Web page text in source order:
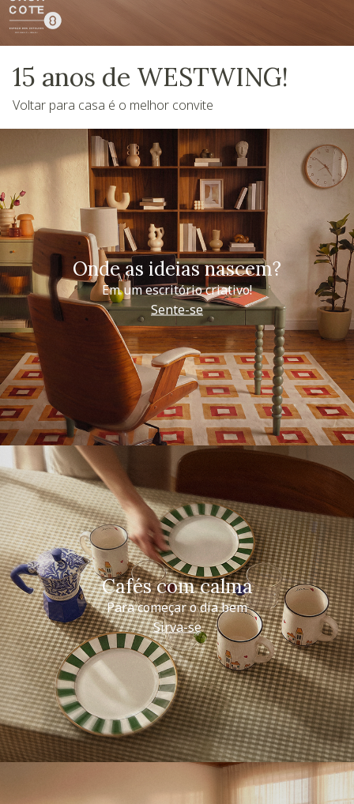
15 anos de WESTWING!
Voltar para casa é o melhor convite
Onde as ideias nascem?
Em um escritório criativo!
Sente-se
Cafés com calma
Para começar o dia bem
Sirva-se